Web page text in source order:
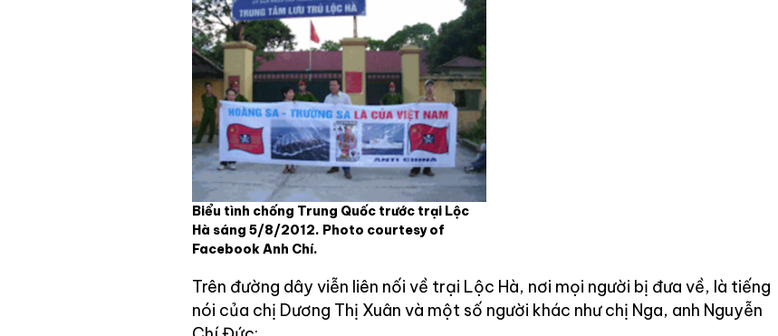
Biểu tình chống Trung Quốc trước trại Lộc
Hà sáng 5/8/2012. Photo courtesy of
Facebook Anh Chí.
Trên đường dây viễn liên nối về trại Lộc Hà, nơi mọi người bị đưa về, là tiếng
nói của chị Dương Thị Xuân và một số người khác như chị Nga, anh Nguyễn